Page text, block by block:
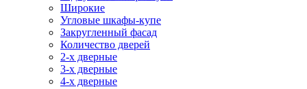
Широкие
Угловые шкафы-купе
Закругленный фасад
Количество дверей
2-х дверные
3-х дверные
4-х дверные